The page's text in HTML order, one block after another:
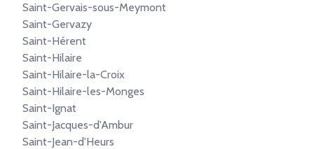
Saint-Gervais-sous-Meymont
Saint-Gervazy
Saint-Hérent
Saint-Hilaire
Saint-Hilaire-la-Croix
Saint-Hilaire-les-Monges
Saint-Ignat
Saint-Jacques-d'Ambur
Saint-Jean-d'Heurs